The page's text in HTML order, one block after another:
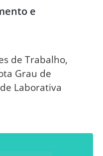
e
de Trabalho,
Grau de
Laborativa